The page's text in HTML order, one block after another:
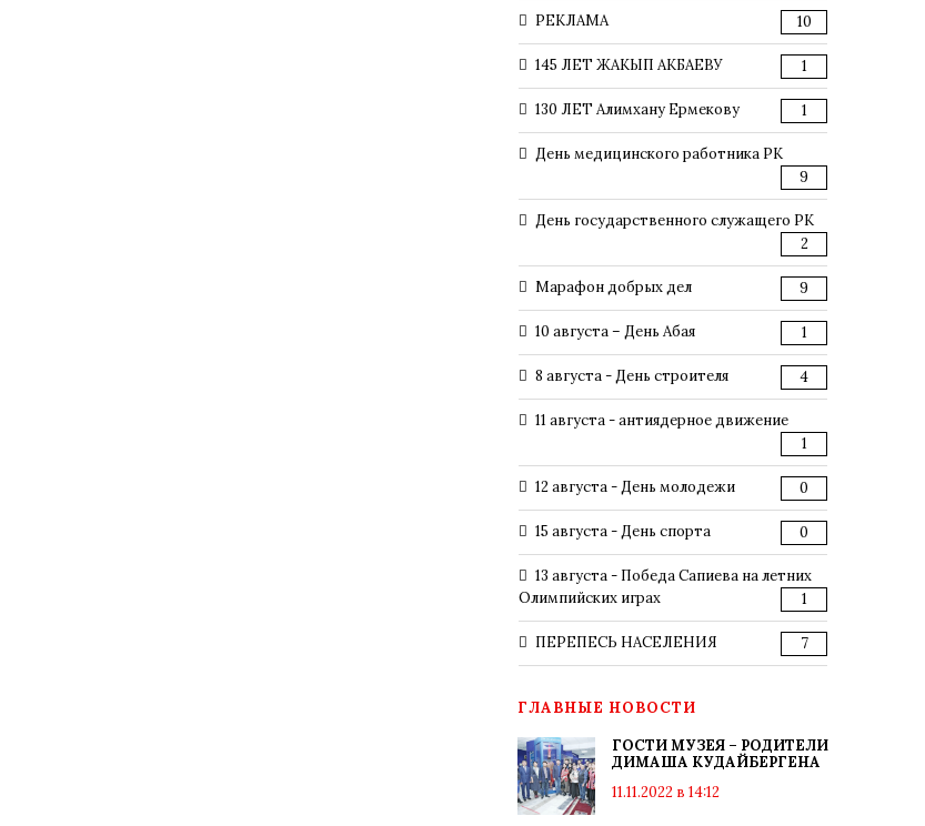
РЕКЛАМА 10
145 ЛЕТ ЖАКЫП АКБАЕВУ 1
130 ЛЕТ Алимхану Ермекову 1
День медицинского работника РК
9
День государственного служащего РК
2
Марафон добрых дел 9
10 августа – День Абая 1
8 августа - День строителя 4
11 августа - антиядерное движение
1
12 августа - День молодежи 0
15 августа - День спорта 0
13 августа - Победа Сапиева на летних
Олимпийских играх
1
ПЕРЕПЕСЬ НАСЕЛЕНИЯ 7
ГЛАВНЫЕ НОВОСТИ
ГОСТИ МУЗЕЯ – РОДИТЕЛИ
ДИМАША КУДАЙБЕРГЕНА
11.11.2022 в 14:12